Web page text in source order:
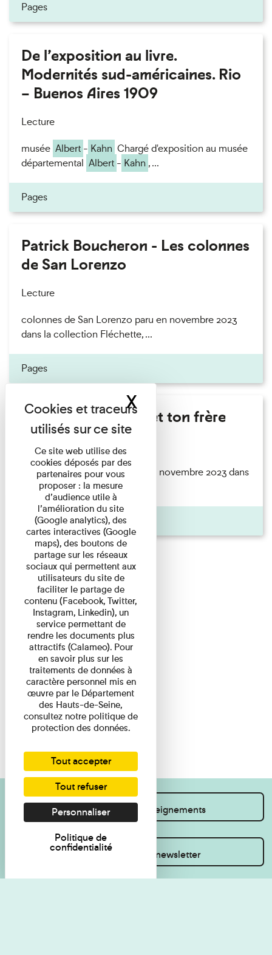
Pages
De l’exposition au livre.
Modernités sud-américaines. Rio
– Buenos Aires 1909
Lecture
musée Albert - Kahn Chargé d'exposition au musée
départemental Albert - Kahn , ...
Pages
Patrick Boucheron - Les colonnes
de San Lorenzo
Lecture
colonnes de San Lorenzo paru en novembre 2023
dans la collection Fléchette, ...
Pages
Marie Cosnay - Toi et ton frère
Lecture
ouvrage Toi et ton frère paru en novembre 2023 dans
la collection ...
Pages
Je souhaite des renseignements
Inscrivez-vous à la newsletter
Ce site web utilise des
cookies déposés par des
partenaires pour vous
proposer : la mesure
d’audience utile à
l’amélioration du site
(Google analytics), des
cartes interactives (Google
maps), des boutons de
partage sur les réseaux
sociaux qui permettent aux
utilisateurs du site de
faciliter le partage de
contenu (Facebook, Twitter,
Instagram, Linkedin), un
service permettant de
rendre les documents plus
attractifs (Calameo). Pour
en savoir plus sur les
traitements de données à
caractère personnel mis en
œuvre par le Département
des Hauts-de-Seine,
consultez notre politique de
protection des données.
Tout accepter
Tout refuser
Personnaliser
Politique de
confidentialité
XMasquer le